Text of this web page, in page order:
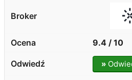
9.4 / 10
»